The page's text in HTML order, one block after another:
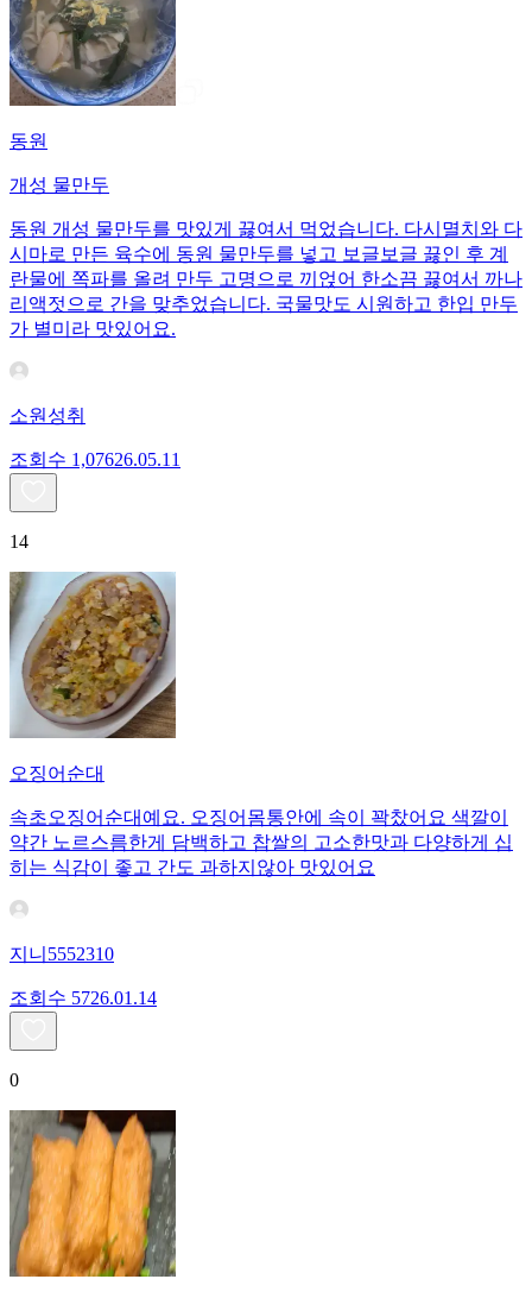
동원
개성 물만두
동원 개성 물만두를 맛있게 끓여서 먹었습니다. 다시멸치와 다
시마로 만든 육수에 동원 물만두를 넣고 보글보글 끓인 후 계
란물에 쪽파를 올려 만두 고명으로 끼얹어 한소끔 끓여서 까나
리액젓으로 간을 맞추었습니다. 국물맛도 시원하고 한입 만두
가 별미라 맛있어요.
소원성취
조회수 1,07626.05.11
14
오징어순대
속초오징어순대예요. 오징어몸통안에 속이 꽉찼어요 색깔이
약간 노르스름한게 담백하고 찹쌀의 고소한맛과 다양하게 십
히는 식감이 좋고 간도 과하지않아 맛있어요
지니5552310
조회수 5726.01.14
0